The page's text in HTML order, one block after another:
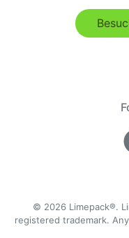
© 2026 Limepack®.
registered trademark.